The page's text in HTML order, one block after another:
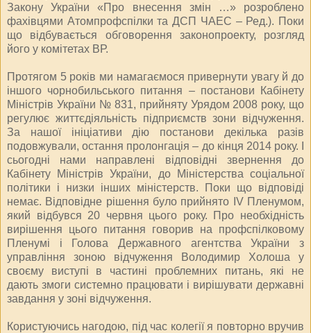
Закону України «Про внесення змін …» розроблено
фахівцями Атомпрофспілки та ДСП ЧАЕС – Ред.). Поки
що відбувається обговорення законопроекту, розгляд
його у комітетах ВР.
Протягом 5 років ми намагаємося привернути увагу й до
іншого чорнобильського питання – постанови Кабінету
Міністрів України № 831, прийняту Урядом 2008 року, що
регулює життєдіяльність підприємств зони відчуження.
За нашої ініціативи дію постанови декілька разів
подовжували, остання пролонгація – до кінця 2014 року. І
сьогодні нами направлені відповідні звернення до
Кабінету Міністрів України, до Міністерства соціальної
політики і низки інших міністерств. Поки що відповіді
немає. Відповідне рішення було прийнято IV Пленумом,
який відбувся 20 червня цього року. Про необхідність
вирішення цього питання говорив на профспілковому
Пленумі і Голова Державного агентства України з
управління зоною відчуження Володимир Холоша у
своєму виступі в частині проблемних питань, які не
дають змоги системно працювати і вирішувати державні
завдання у зоні відчуження.
Користуючись нагодою, під час колегії я повторно вручив